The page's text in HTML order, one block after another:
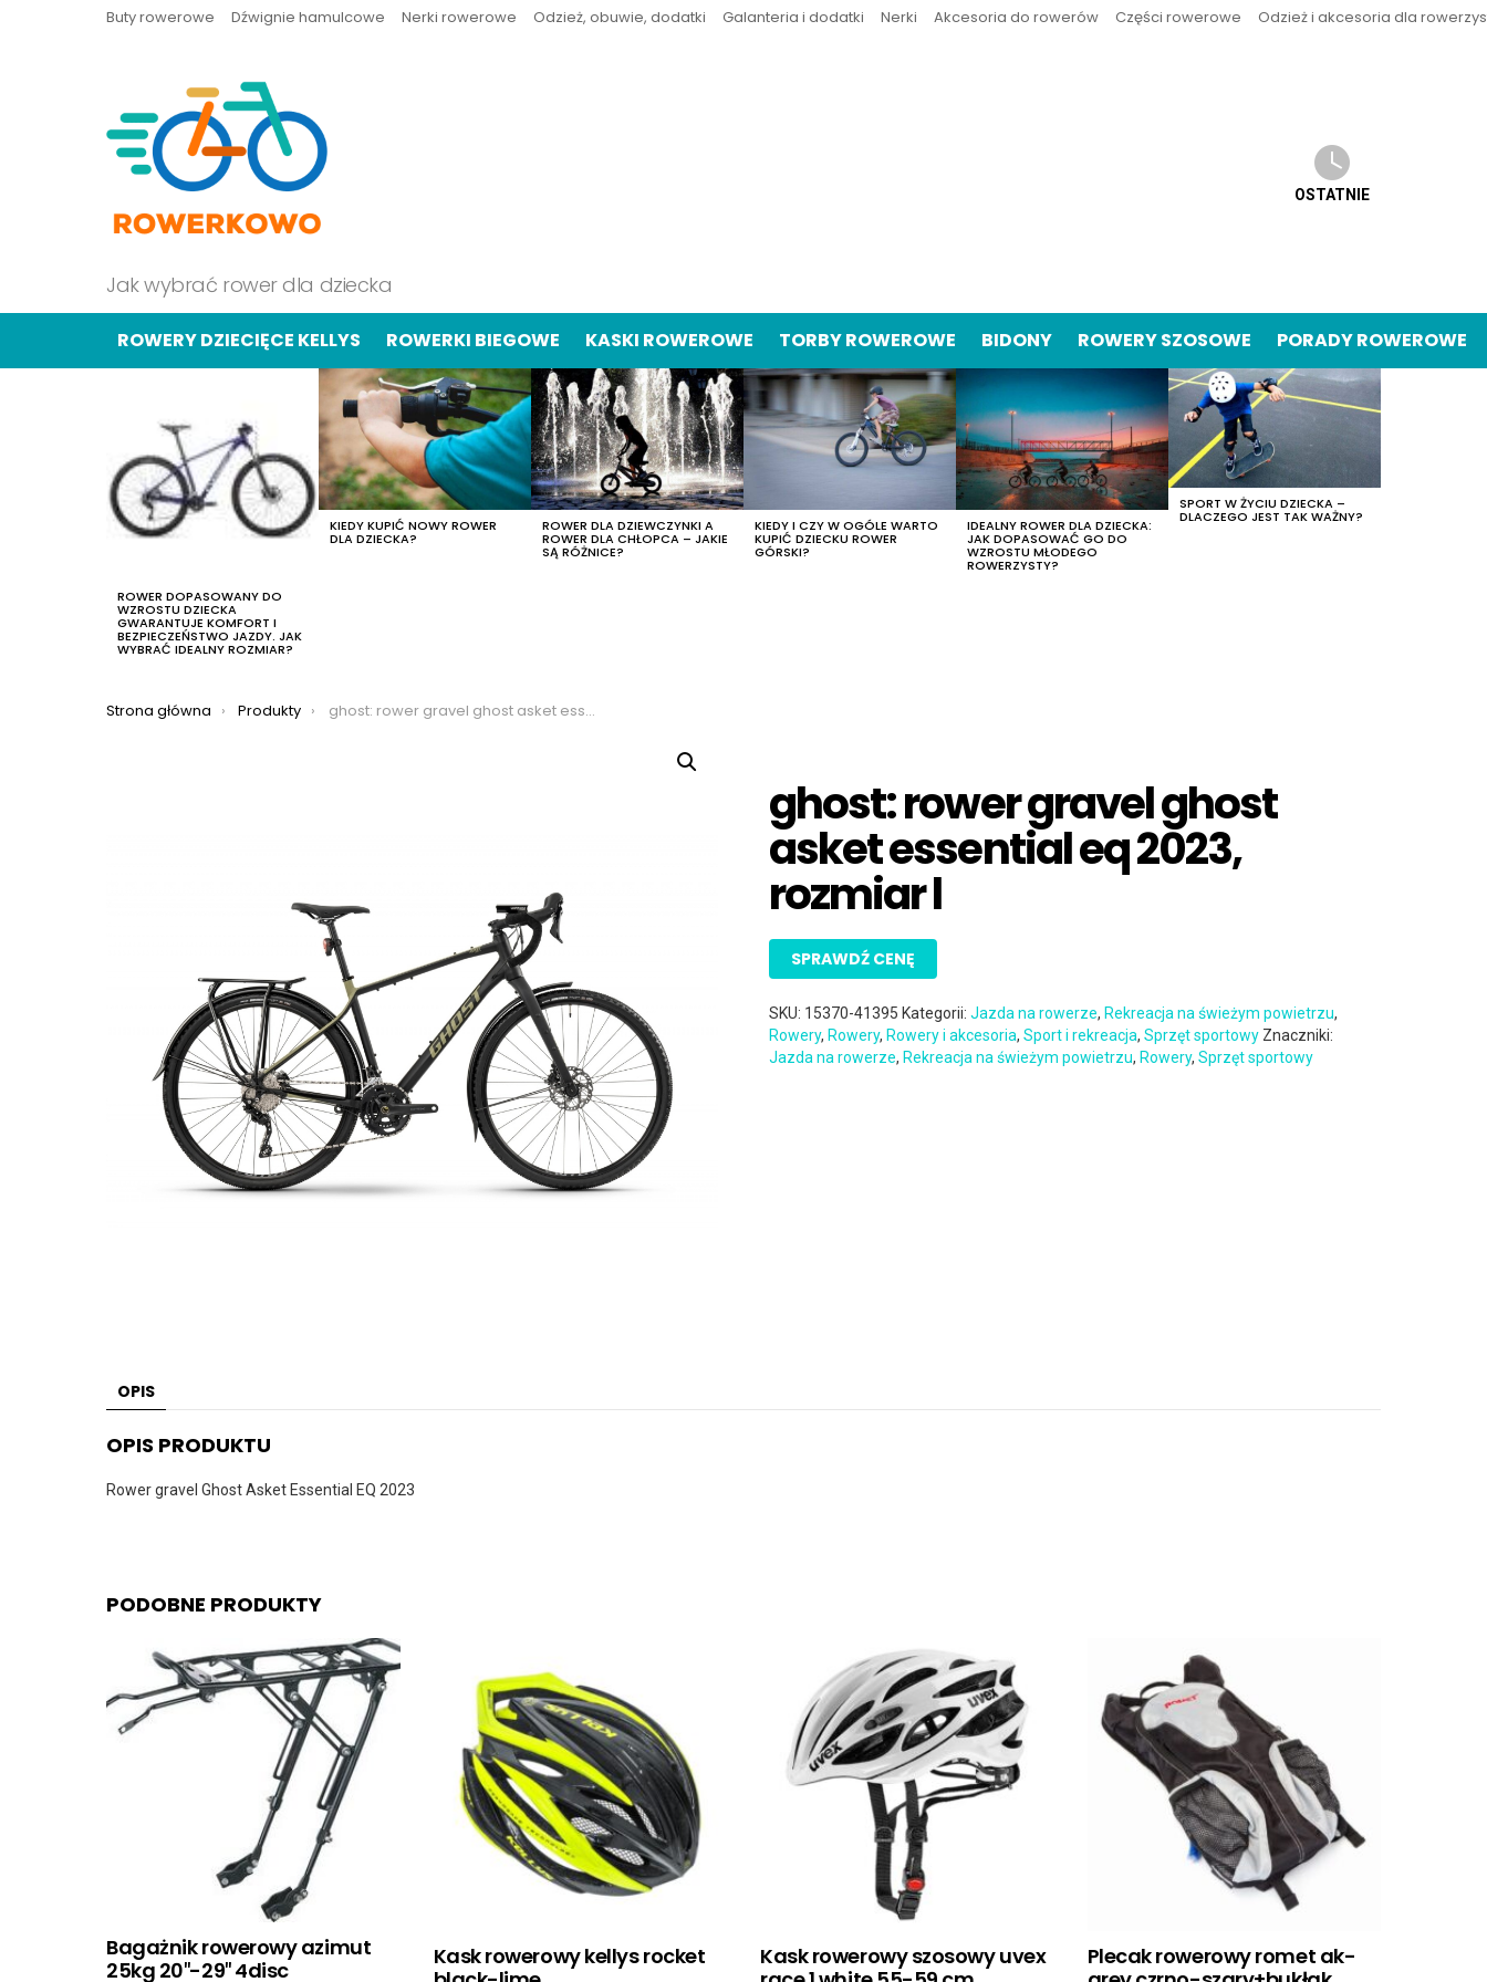
Buty rowerowe Dźwignie hamulcowe Nerki rowerowe Odzież, obuwie, dodatki Galanteria i dodatki Nerki Akcesoria do rowerów Części rowerowe Odzież i akcesoria dla
Jak wybrać rower dla dziecka
OSTATNIE
ROWERY DZIECIĘCE KELLYS ROWERKI BIEGOWE KASKI ROWEROWE TORBY ROWEROWE BIDONY ROWERY SZOSOWE PORADY ROWEROWE
ROWER DOPASOWANY DO
WZROSTU DZIECKA
GWARANTUJE KOMFORT I
BEZPIECZEŃSTWO JAZDY. JAK
WYBRAĆ IDEALNY ROZMIAR?
KIEDY KUPIĆ NOWY ROWER
DLA DZIECKA?
ROWER DLA DZIEWCZYNKI A
ROWER DLA CHŁOPCA – JAKIE
SĄ RÓŻNICE?
KIEDY I CZY W OGÓLE WARTO
KUPIĆ DZIECKU ROWER
GÓRSKI?
IDEALNY ROWER DLA DZIECKA:
JAK DOPASOWAĆ GO DO
WZROSTU MŁODEGO
ROWERZYSTY?
SPORT W ŻYCIU DZIECKA –
DLACZEGO JEST TAK WAŻNY?
Jesteś tutaj:
Strona główna Produkty ghost: rower gravel ghost asket essential eq 2023, rozmiar l
ghost: rower gravel ghost
asket essential eq 2023,
rozmiar l
SPRAWDŹ CENĘ
SKU: 15370-41395 Kategorii:Jazda na rowerze, Rekreacja na świeżym powietrzu,
Rowery, Rowery, Rowery i akcesoria,Sport i rekreacja,Sprzęt sportowy Znaczniki:
Jazda na rowerze, Rekreacja na świeżym powietrzu, Rowery,Sprzęt sportowy
OPIS
OPIS PRODUKTU
Rower gravel Ghost Asket Essential EQ 2023
PODOBNE PRODUKTY
Bagażnik rowerowy azimut
25kg 20″-29″ 4disc
Kask rowerowy kellys rocket
Kask rowerowy szosowy uvex
Plecak rowerowy romet ak-